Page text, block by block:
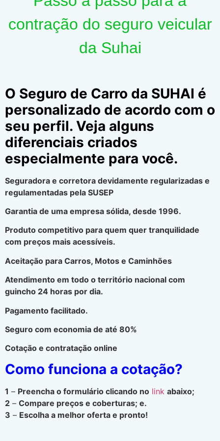
contração do seguro veicular
da Suhai
O Seguro de Carro da SUHAI é
personalizado de acordo com o
seu perfil. Veja alguns
diferenciais criados
especialmente para você.
Seguradora e corretora devidamente regularizadas e
regulamentadas pela SUSEP
Garantia de uma empresa sólida, desde 1996.
Produto competitivo para quem quer tranquilidade
com preços mais acessíveis.
Aceitação para Carros, Motos e Caminhões
Atendimento em todo o território nacional com
guincho 24 horas por dia.
Pagamento facilitado.
Seguro com economia de até 80%
Cotação e contratação online
Como funciona a cotação?
1 – Preencha o formulário clicando no link abaixo;
2 – Compare preços e coberturas; e.
3 – Escolha a melhor oferta e pronto!